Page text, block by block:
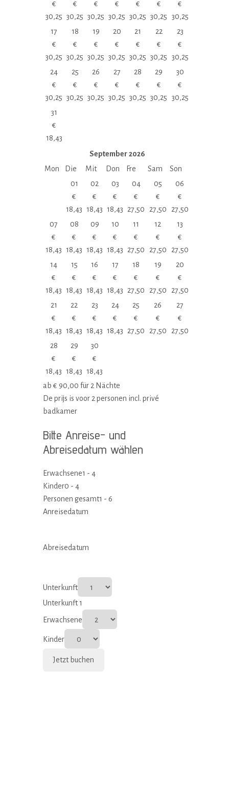
€
30,25
€
30,25
€
30,25
€
30,25
€
30,25
€
30,25
€
30,25
17
€
30,25
18
€
30,25
19
€
30,25
20
€
30,25
21
€
30,25
22
€
30,25
23
€
30,25
24
€
30,25
25
€
30,25
26
€
30,25
27
€
30,25
28
€
30,25
29
€
30,25
30
€
30,25
31
€
18,43
September 2026
Mon
Die Mit Don Fre Sam
Son
01
€
18,43
02
€
18,43
03
€
18,43
04
€
27,50
05
€
27,50
06
€
27,50
07
€
18,43
08
€
18,43
09
€
18,43
10
€
18,43
11
€
27,50
12
€
27,50
13
€
27,50
14
€
18,43
15
€
18,43
16
€
18,43
17
€
18,43
18
€
27,50
19
€
27,50
20
€
27,50
21
€
18,43
22
€
18,43
23
€
18,43
24
€
18,43
25
€
27,50
26
€
27,50
27
€
27,50
28
€
18,43
29
€
18,43
30
€
18,43
ab € 90,00 für 2 Nächte
De prijs is voor 2 personen incl. privé
badkamer
Bitte Anreise- und
Abreisedatum wählen
Erwachsene1 - 4
Kinder0 - 4
Personen gesamt1 - 6
Anreisedatum
Abreisedatum
Unterkunft
Unterkunft 1
Erwachsene
Kinder